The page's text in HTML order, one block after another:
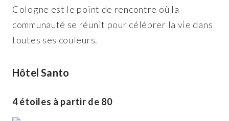
Cologne est le point de rencontre où la
communauté se réunit pour célébrer la vie dans
toutes ses couleurs.
Hôtel Santo
4 étoiles à partir de 80